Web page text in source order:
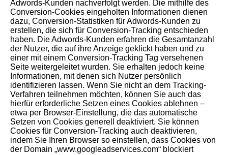
Adwords-Kunden nachverfolgt werden. Die mithilfe des
Conversion-Cookies eingeholten Informationen dienen
dazu, Conversion-Statistiken für Adwords-Kunden zu
erstellen, die sich für Conversion-Tracking entschieden
haben. Die Adwords-Kunden erfahren die Gesamtanzahl
der Nutzer, die auf ihre Anzeige geklickt haben und zu
einer mit einem Conversion-Tracking Tag versehenen
Seite weitergeleitet wurden. Sie erhalten jedoch keine
Informationen, mit denen sich Nutzer persönlich
identifizieren lassen. Wenn Sie nicht an dem Tracking-
Verfahren teilnehmen möchten, können Sie auch das
hierfür erforderliche Setzen eines Cookies ablehnen –
etwa per Browser-Einstellung, die das automatische
Setzen von Cookies generell deaktiviert. Sie können
Cookies für Conversion-Tracking auch deaktivieren,
indem Sie Ihren Browser so einstellen, dass Cookies von
der Domain „www.googleadservices.com“ blockiert